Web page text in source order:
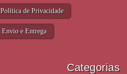
Política de Privacidade
Envio e Entrega
Categorias